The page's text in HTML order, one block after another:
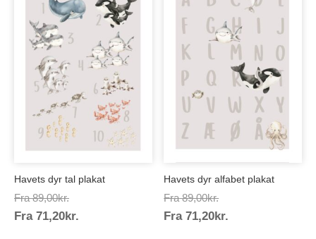
Havets dyr tal plakat
Fra 89,00kr.Prisinterval:
89,00kr.
Fra 71,20kr.
Havets dyr alfabet plakat
Fra 89,00kr.Prisinterval:
89,00kr.
Fra 71,20kr.